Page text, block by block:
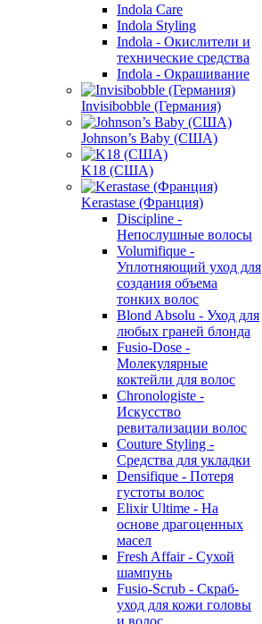
Indola Care
Indola Styling
Indola - Окислители и
технические средства
Indola - Окрашивание
Invisibobble (Германия)
Johnson’s Baby (США)
K18 (США)
Kerastase (Франция)
Discipline -
Непослушные волосы
Volumifique -
Уплотняющий уход для
создания объема
тонких волос
Blond Absolu - Уход для
любых граней блонда
Fusio-Dose -
Молекулярные
коктейли для волос
Chronologiste -
Искусство
ревитализации волос
Couture Styling -
Средства для укладки
Densifique - Потеря
густоты волос
Elixir Ultime - На
основе драгоценных
масел
Fresh Affair - Сухой
шампунь
Fusio-Scrub - Скраб-
уход для кожи головы
и волос